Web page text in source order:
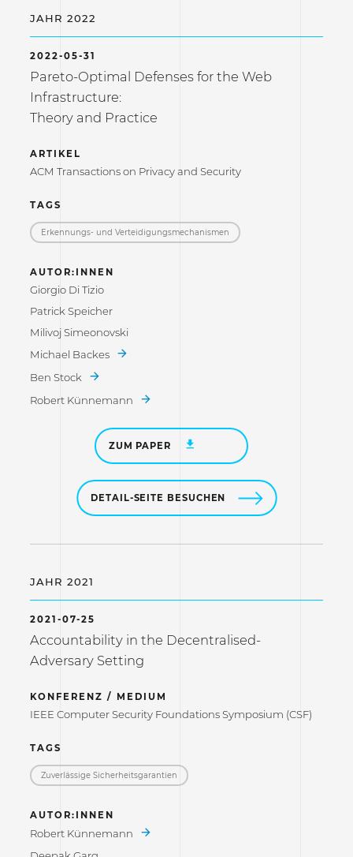
JAHR 2022
2022-05-31
Pareto-Optimal Defenses for the Web
Infrastructure:
Theory and Practice
ARTIKEL
ACM Transactions on Privacy and Security
TAGS
Erkennungs- und Verteidigungs­mechanismen
AUTOR:INNEN
Giorgio Di Tizio
Patrick Speicher
Milivoj Simeonovski
Michael Backes
Ben Stock
Robert Künnemann
ZUM PAPER
DETAIL-SEITE BESUCHEN
JAHR 2021
2021-07-25
Accountability in the Decentralised-
Adversary Setting
KONFERENZ / MEDIUM
IEEE Computer Security Foundations Symposium (CSF)
TAGS
Zuverlässige Sicherheitsgarantien
AUTOR:INNEN
Robert Künnemann